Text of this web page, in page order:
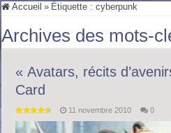
Accueil » Étiquette :cyberpunk
Archives des mots-
« Avatars, récits
Card
11 novembre 2010 0